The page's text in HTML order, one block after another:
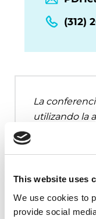
This website uses
We use cookies to
provide social
(312)
La
utilizando la